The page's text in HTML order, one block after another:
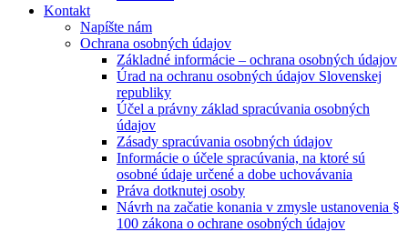
Kontakt
Napíšte nám
Ochrana osobných údajov
Základné informácie – ochrana osobných údajov
Úrad na ochranu osobných údajov Slovenskej
republiky
Účel a právny základ spracúvania osobných
údajov
Zásady spracúvania osobných údajov
Informácie o účele spracúvania, na ktoré sú
osobné údaje určené a dobe uchovávania
Práva dotknutej osoby
Návrh na začatie konania v zmysle ustanovenia §
100 zákona o ochrane osobných údajov